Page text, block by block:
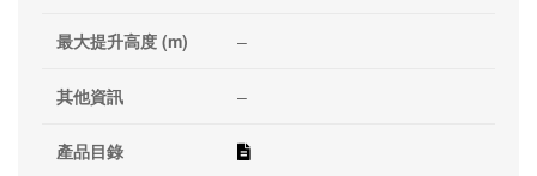
最大提升高度 (m) –
其他資訊 –
產品目錄